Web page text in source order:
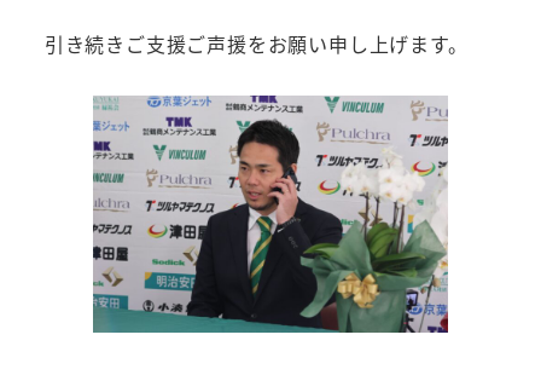
引き続きご支援ご声援をお願い申し上げます。